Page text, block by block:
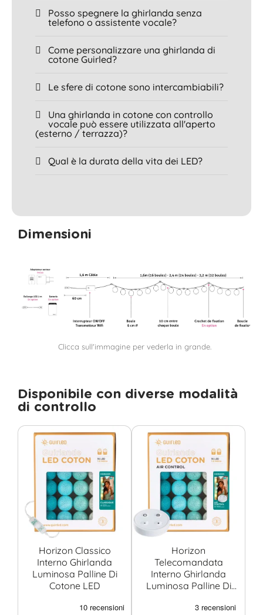
Posso spegnere la ghirlanda senza
telefono o assistente vocale?
Come personalizzare una ghirlanda di
cotone Guirled?
Le sfere di cotone sono intercambiabili?
Una ghirlanda in cotone con controllo
vocale può essere utilizzata all'aperto
(esterno / terrazza)?
Qual è la durata della vita dei LED?
Dimensioni
Clicca sull'immagine per vederla in grande.
Disponibile con diverse modalità
di controllo
Horizon Classico
Interno Ghirlanda
Luminosa Palline Di
Cotone LED
Horizon
Telecomandata
Interno Ghirlanda
Luminosa Palline Di